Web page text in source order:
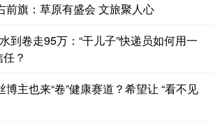
前旗：草原有盛会 文旅聚人心
到卷走95万：“干儿子”快递员如何用一
？
主也来“卷”健康赛道？希望让 “看不见